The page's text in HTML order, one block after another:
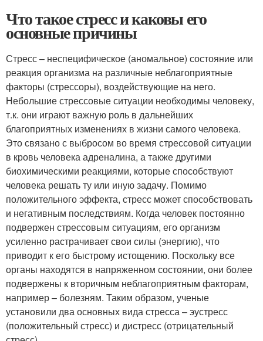
Что такое стресс и каковы его
основные причины
Стресс – неспецифическое (аномальное) состояние или
реакция организма на различные неблагоприятные
факторы (стрессоры), воздействующие на него.
Небольшие стрессовые ситуации необходимы человеку,
т.к. они играют важную роль в дальнейших
благоприятных изменениях в жизни самого человека.
Это связано с выбросом во время стрессовой ситуации
в кровь человека адреналина, а также другими
биохимическими реакциями, которые способствуют
человека решать ту или иную задачу. Помимо
положительного эффекта, стресс может способствовать
и негативным последствиям. Когда человек постоянно
подвержен стрессовым ситуациям, его организм
усиленно растрачивает свои силы (энергию), что
приводит к его быстрому истощению. Поскольку все
органы находятся в напряженном состоянии, они более
подвержены к вторичным неблагоприятным факторам,
например – болезням. Таким образом, ученые
установили два основных вида стресса – эустресс
(положительный стресс) и дистресс (отрицательный